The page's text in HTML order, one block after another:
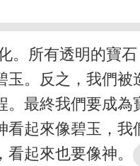
所有透明的寶
。反之，我們
最終我們要成
起來像碧玉，我
起來也要像神。